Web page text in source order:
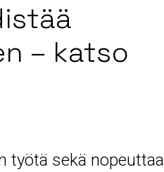
– katso
työtä sekä nopeuttaa